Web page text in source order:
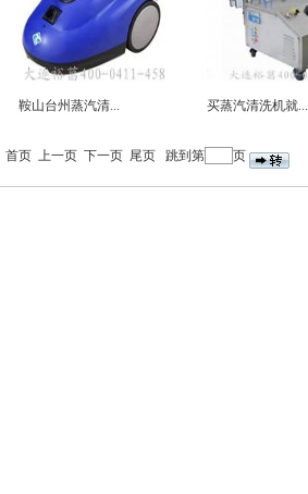
鞍山台州蒸汽清... 买蒸汽清洗机就...
首页 上一页 下一页 尾页 跳到第 页